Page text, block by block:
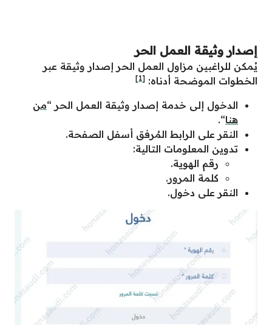
إصدار وثيقة العمل الحر
يُمكن للراغبين مزاول العمل الحر إصدار وثيقة عبر
الخطوات الموضحة أدناه: [1]
الدخول إلى خدمة إصدار وثيقة العمل الحر “من
هنا“.
النقر على الرابط المُرفق أسفل الصفحة.
تدوين المعلومات التالية:
رقم الهوية.
كلمة المرور.
النقر على دخول.